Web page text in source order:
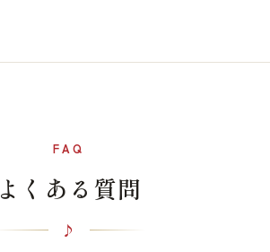
FAQ
よくある質問